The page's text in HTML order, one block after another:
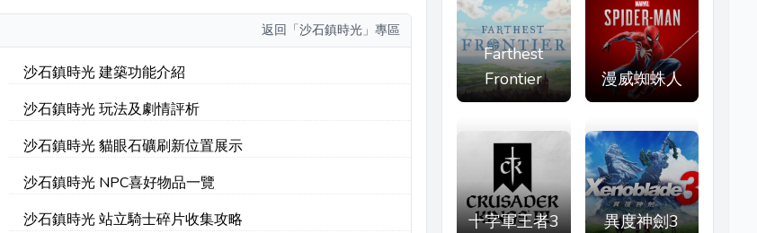
返回 「沙石鎮時光」專區
沙石鎮時光 建築功能介紹
沙石鎮時光 玩法及劇情評析
沙石鎮時光 貓眼石礦刷新位置展示
沙石鎮時光 NPC喜好物品一覽
沙石鎮時光 站立騎士碎片收集攻略
Farthest
Frontier
漫威蜘蛛人
十字軍王者3 異度神劍3